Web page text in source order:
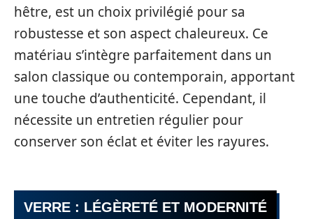
hêtre, est un choix privilégié pour sa
robustesse et son aspect chaleureux. Ce
matériau s’intègre parfaitement dans un
salon classique ou contemporain, apportant
une touche d’authenticité. Cependant, il
nécessite un entretien régulier pour
conserver son éclat et éviter les rayures.
VERRE : LÉGÈRETÉ ET MODERNITÉ